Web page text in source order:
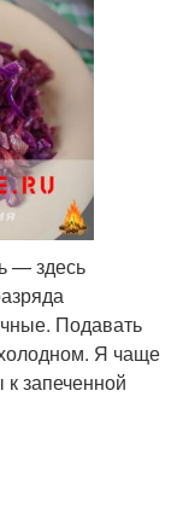
— здесь
Подавать
Я чаще
к запеченной